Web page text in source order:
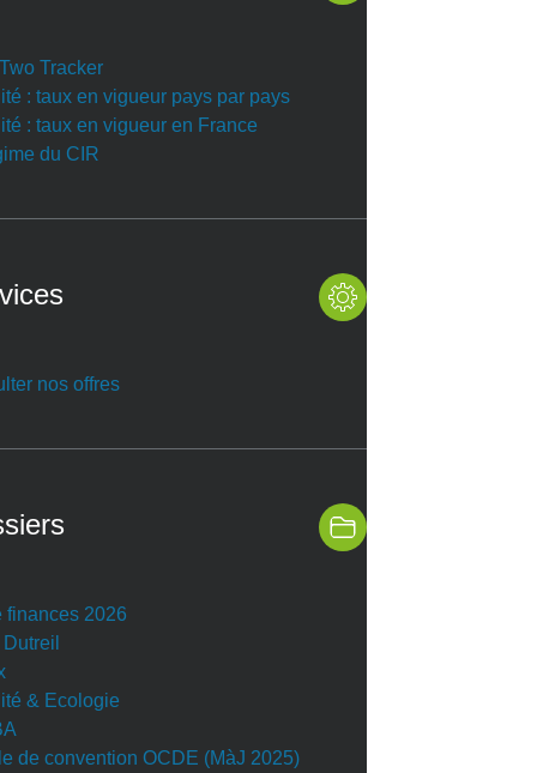
Tracker
: taux en vigueur pays par pays
: taux en vigueur en France
du CIR
nos offres
finances 2026
& Ecologie
de convention OCDE (MàJ 2025)